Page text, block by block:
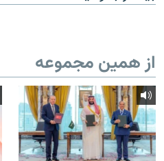
از همین مجموعه